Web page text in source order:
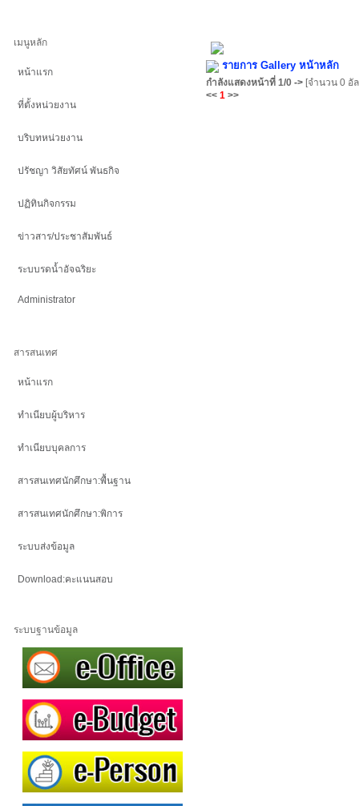
เมนูหลัก
หน้าแรก
ที่ตั้งหน่วยงาน
บริบทหน่วยงาน
ปรัชญา วิสัยทัศน์ พันธกิจ
ปฏิทินกิจกรรม
ข่าวสาร/ประชาสัมพันธ์
ระบบรดน้ำอัจฉริยะ
Administrator
สารสนเทศ
หน้าแรก
ทำเนียบผู้บริหาร
ทำเนียบบุคลการ
สารสนเทศนักศึกษา:พื้นฐาน
สารสนเทศนักศึกษา:พิการ
ระบบส่งข้อมูล
Download:คะแนนสอบ
ระบบฐานข้อมูล
รายการ Gallery หน้าหลัก
กำลังแสดงหน้าที่ 1/0 -> [จำนวน 0 อั
<< 1 >>